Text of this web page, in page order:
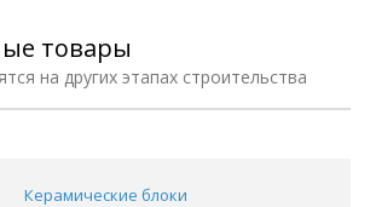
на других этапах строительства
товары
Керамические блоки